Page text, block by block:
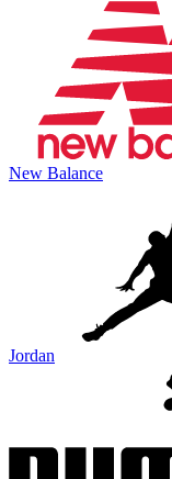
New Balance
Jordan